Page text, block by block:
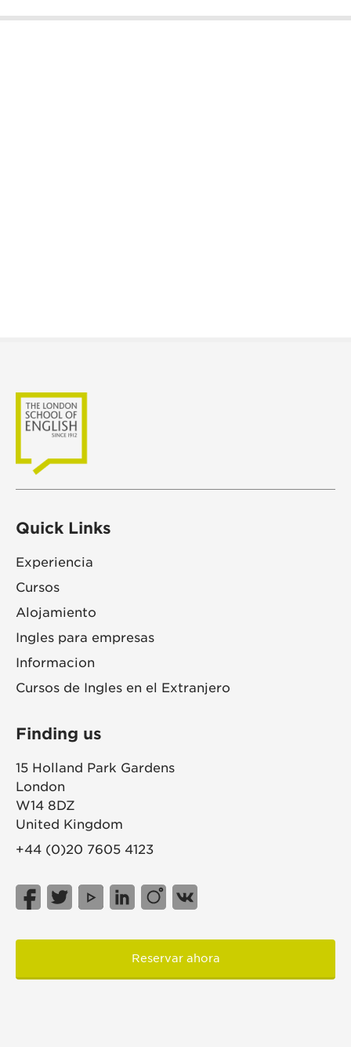
Quick Links
Experiencia
Cursos
Alojamiento
Ingles para empresas
Informacion
Cursos de Ingles en el Extranjero
Finding us
15 Holland Park Gardens
London
W14 8DZ
United Kingdom
+44 (0)20 7605 4123
Reservar ahora